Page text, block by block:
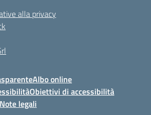
alla privacy
Albo online
Obiettivi di accessibilità
Note legali